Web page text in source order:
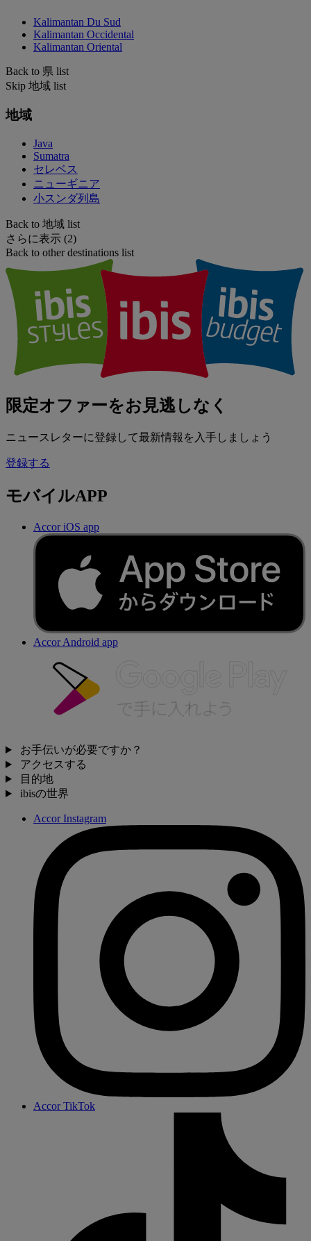
Kalimantan Du Sud
Kalimantan Occidental
Kalimantan Oriental
Back to 県 list
Skip 地域 list
地域
Java
Sumatra
セレベス
ニューギニア
小スンダ列島
Back to 地域 list
さらに表示 (2)
Back to other destinations list
限定オファーをお見逃しなく
ニュースレターに登録して最新情報を入手しましょう
登録する
モバイルAPP
Accor iOS app
Accor Android app
お手伝いが必要ですか？
アクセスする
目的地
ibisの世界
Accor Instagram
Accor TikTok